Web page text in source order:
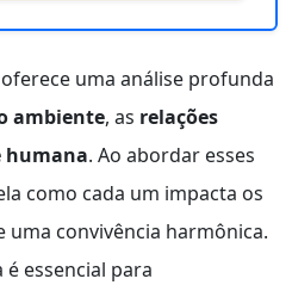
oferece uma análise profunda
ambiente, as relações
humana. Ao abordar esses
como cada um impacta os
convivência harmônica.
essencial para